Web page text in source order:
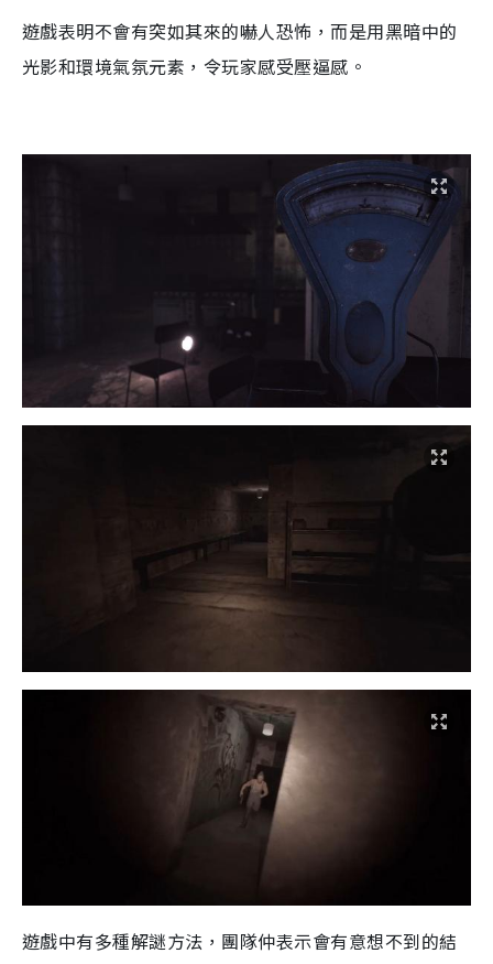
遊戲表明不會有突如其來的嚇人恐怖，而是用黑暗中的
光影和環境氣氛元素，令玩家感受壓逼感。
遊戲中有多種解謎方法，團隊仲表示會有意想不到的結